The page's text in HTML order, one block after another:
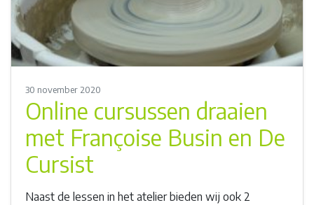
30 november 2020
Online cursussen draaien
met Françoise Busin en De
Cursist
Naast de lessen in het atelier bieden wij ook 2